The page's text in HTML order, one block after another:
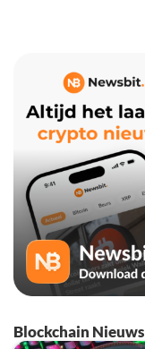
Blockchain Nieuws